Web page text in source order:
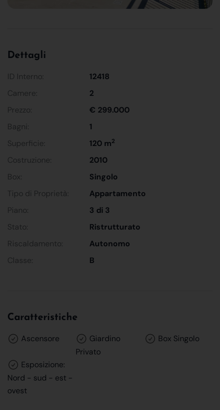
Dettagli
ID Interno:
12418
Camere:
2
Prezzo:
€ 299.000
Bagni:
1
Superficie:
120 m2
Costruzione:
2010
Box:
Singolo
Tipo di Proprietà:
Appartamento
Piano:
3 di 3
Stato:
Ristrutturato
Riscaldamento:
Autonomo
Classe:
B
Caratteristiche
Ascensore
Giardino
Privato
Box Singolo
Esposizione:
Nord - sud - est -
ovest